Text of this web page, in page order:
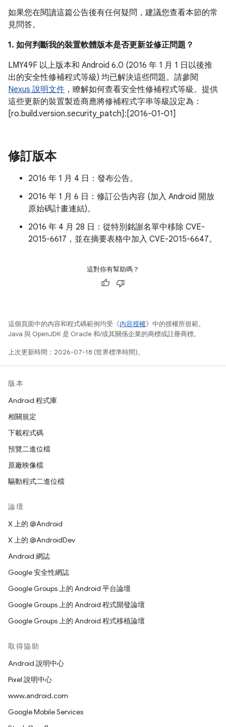
如果您在閱讀這篇公告後有任何疑問，建議您查看本節的常
見問答。
1. 如何判斷我的裝置軟體版本是否更新並修正問題？
LMY49F 以上版本和 Android 6.0 (2016 年 1 月 1 日以後推
出的安全性修補程式等級) 均已解決這些問題。請參閱
Nexus 說明文件 ，瞭解如何查看安全性修補程式等級。提供
這些更新的裝置製造商應將修補程式字串等級設定為：
[ro.build.version.security_patch]:[2016-01-01]
修訂版本
2016 年 1 月 4 日：發布公告。
2016 年 1 月 6 日：修訂公告內容 (加入 Android 開放
原始碼計畫連結)。
2016 年 4 月 28 日：從特別銘謝名單中移除 CVE-
2015-6617，並在摘要表格中加入 CVE-2015-6647。
這對你有幫助嗎？
這個頁面中的內容和程式碼範例均受《內容授權》中的授權所規範。
Java 與 OpenJDK 是 Oracle 和/或其關係企業的商標或註冊商標。
上次更新時間：2026-07-18 (世界標準時間)。
版本
Android 程式庫
相關規定
下載程式碼
預覽二進位檔
原廠映像檔
驅動程式二進位檔
論壇
X 上的 @Android
X 上的 @AndroidDev
Android 網誌
Google 安全性網誌
Google Groups 上的 Android 平台論壇
Google Groups 上的 Android 程式開發論壇
Google Groups 上的 Android 程式移植論壇
取得協助
Android 說明中心
Pixel 說明中心
www.android.com
Google Mobile Services